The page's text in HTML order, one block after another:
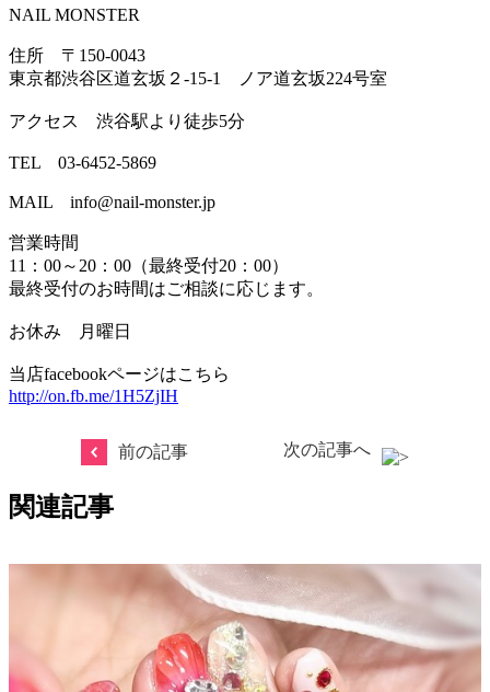
NAIL MONSTER
住所 〒150-0043
東京都渋谷区道玄坂２-15-1 ノア道玄坂224号室
アクセス 渋谷駅より徒歩5分
TEL 03-6452-5869
MAIL info@nail-monster.jp
営業時間
11：00～20：00（最終受付20：00）
最終受付のお時間はご相談に応じます。
お休み 月曜日
当店facebookページはこちら
http://on.fb.me/1H5ZjIH
前の記事 次の記事へ
関連記事